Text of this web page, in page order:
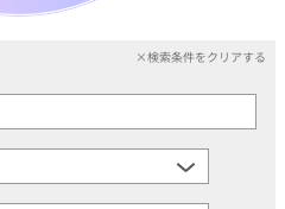
×検索条件をクリアする